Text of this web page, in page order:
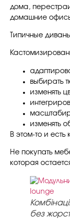
дома,
домашние
Типичные
выбирать
изменять
изменять
В этом-то и есть
Не покупать
которая
без